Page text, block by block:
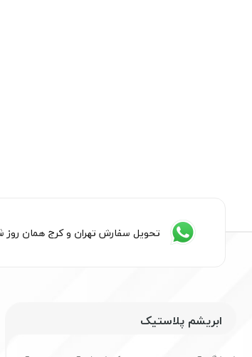
تحویل سفارش تهران و کرج همان روز شهرستان
ابریشم پلاستیک